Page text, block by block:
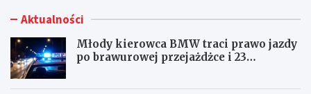
Aktualności
Młody kierowca BMW traci prawo jazdy
po brawurowej przejażdżce i 23